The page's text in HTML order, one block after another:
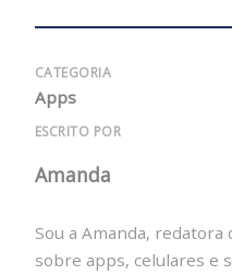
CATEGORIA
Apps
ESCRITO POR
Amanda
Sou a Amanda,
sobre apps, celulares e